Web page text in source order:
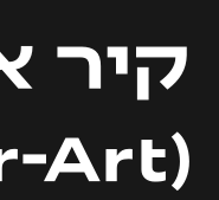
קיר
(Kir-Art)